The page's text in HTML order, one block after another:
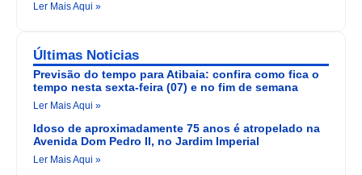
Ler Mais Aqui »
Últimas Noticias
Previsão do tempo para Atibaia: confira como fica o
tempo nesta sexta-feira (07) e no fim de semana
Ler Mais Aqui »
Idoso de aproximadamente 75 anos é atropelado na
Avenida Dom Pedro II, no Jardim Imperial
Ler Mais Aqui »